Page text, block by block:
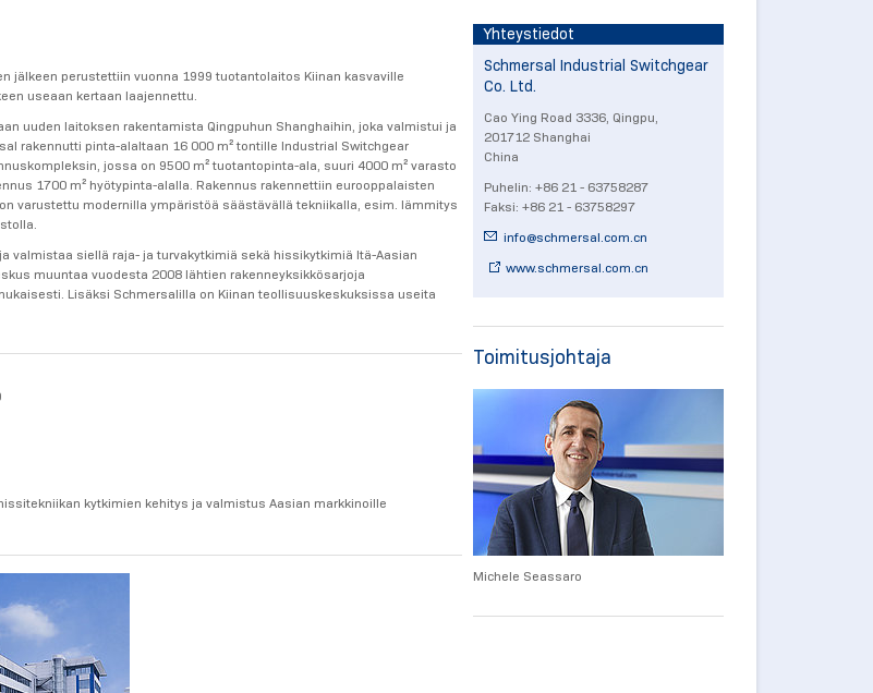
jälkeen perustettiin vuonna 1999 tuotantolaitos Kiinan kasvaville
useaan kertaan laajennettu.
uuden laitoksen rakentamista Qingpuhun Shanghaihin, joka valmistui ja
rakennutti pinta-alaltaan 16 000 m² tontille Industrial Switchgear
jossa on 9500 m² tuotantopinta-ala, suuri 4000 m² varasto
1700 m² hyötypinta-alalla. Rakennus rakennettiin eurooppalaisten
varustettu modernilla ympäristöä säästävällä tekniikalla, esim. lämmitys
valmistaa siellä raja- ja turvakytkimiä sekä hissikytkimiä Itä-Aasian
muuntaa vuodesta 2008 lähtien rakenneyksikkösarjoja
Lisäksi Schmersalilla on Kiinan teollisuuskeskuksissa useita
kytkimien kehitys ja valmistus Aasian markkinoille
Yhteystiedot
Schmersal Industrial Switchgear
Co. Ltd.
Cao Ying Road 3336, Qingpu,
201712 Shanghai
China
Puhelin: +86 21 - 63758287
Faksi: +86 21 - 63758297
info@schmersal.com.cn
www.schmersal.com.cn
Toimitusjohtaja
Michele Seassaro